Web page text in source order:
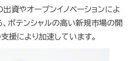
出資やオープンイノベーションによ
ポテンシャルの高い新規市場の開
援により加速しています。